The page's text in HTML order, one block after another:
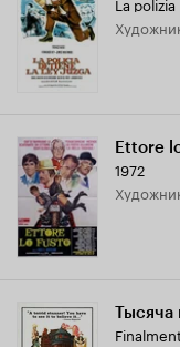
Ettore
1972
Тысяча